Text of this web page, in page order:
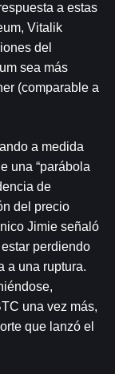
a estas
Vitalik
del
sea más
(comparable a
a medida
una “parábola
de
del precio
Jimie señaló
perdiendo
a una ruptura.
una vez más,
que lanzó el